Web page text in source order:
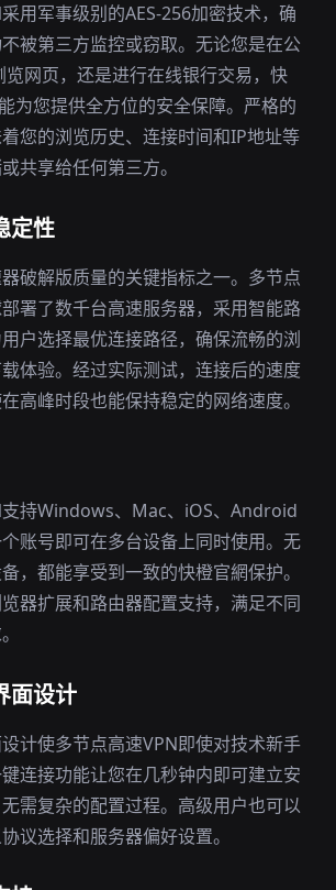
用军事级别的AES-256加密技术，确
被第三方监控或窃取。无论您是在公
览网页，还是进行在线银行交易，快
为您提供全方位的安全保障。严格的
您的浏览历史、连接时间和IP地址等
共享给任何第三方。
定性
破解版质量的关键指标之一。多节点
署了数千台高速服务器，采用智能路
户选择最优连接路径，确保流畅的浏
体验。经过实际测试，连接后的速度
高峰时段也能保持稳定的网络速度。
支持Windows、Mac、iOS、Android
账号即可在多台设备上同时使用。无
，都能享受到一致的快橙官網保护。
器扩展和路由器配置支持，满足不同
面设计
计使多节点高速VPN即使对技术新手
连接功能让您在几秒钟内即可建立安
需复杂的配置过程。高级用户也可以
议选择和服务器偏好设置。